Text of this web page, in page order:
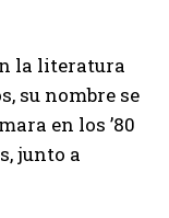
la literatura
su nombre se
en los ’80
junto a